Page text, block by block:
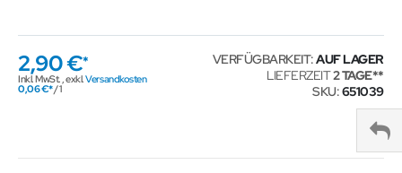
2,90 €
Inkl. MwSt.,exkl.Versandkosten
0,06 € / 1
VERFÜGBARKEIT:AUF LAGER
LIEFERZEIT2 TAGE
SKU 651039